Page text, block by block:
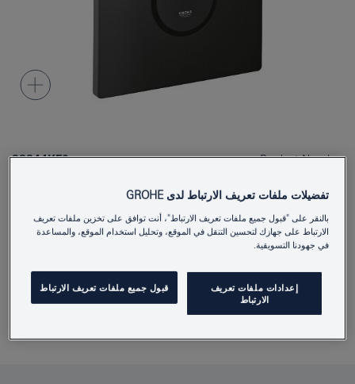
Product Number
38844KF0
Colour
phantom black
تفضيلات ملفات تعريف الارتباط لدى GROHE
بالنقر على "قبول جميع ملفات تعريف الارتباط"، أنت توافق على تخزين ملفات تعريف
الارتباط على جهازك لتحسين التنقل في الموقع، وتحليل استخدام الموقع، والمساعدة
في جهودنا التسويقية.
إعدادات ملفات تعريف
الارتباط
قبول جميع ملفات تعريف الارتباط